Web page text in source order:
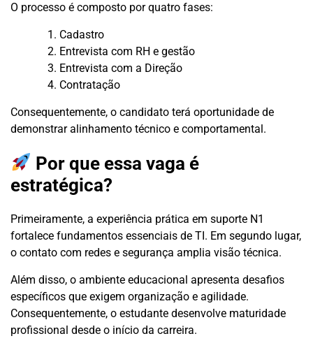
O processo é composto por quatro fases:
Cadastro
Entrevista com RH e gestão
Entrevista com a Direção
Contratação
Consequentemente, o candidato terá oportunidade de
demonstrar alinhamento técnico e comportamental.
Por que essa vaga é
estratégica?
Primeiramente, a experiência prática em suporte N1
fortalece fundamentos essenciais de TI. Em segundo lugar,
o contato com redes e segurança amplia visão técnica.
Além disso, o ambiente educacional apresenta desafios
específicos que exigem organização e agilidade.
Consequentemente, o estudante desenvolve maturidade
profissional desde o início da carreira.